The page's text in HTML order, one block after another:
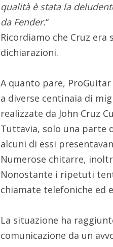
qualità è stata la
da Fender.“
Ricordiamo che Cruz era
dichiarazioni.
A quanto pare,
a diverse centinaia di
realizzate da John Cruz
Tuttavia, solo una parte
alcuni di essi
Numerose chitarre,
Nonostante i ripetuti
chiamate telefoniche ed
La situazione ha
comunicazione da un